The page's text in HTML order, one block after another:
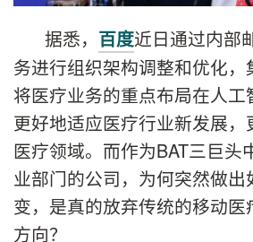
据悉， 百度近日通过内部
务进行组织架构调整和优化，
将医疗业务的重点布局在人工
更好地适应医疗行业新发展，
医疗领域。而作为BAT三巨头
业部门的公司，为何突然做出
变，是真的放弃传统的移动医
方向？